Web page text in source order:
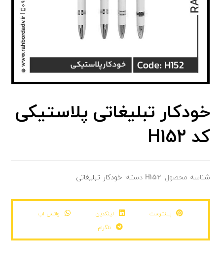
خودکار تبلیغاتی پلاستیکی
کد H152
شناسه محصول:H152 دسته:خودکار تبلیغاتی
پینترست لینکدین
واتس اپ
تلگرام